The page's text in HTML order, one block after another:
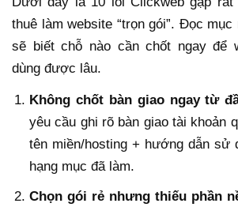
thuê làm website “trọn gói”. Đọc
sẽ biết chỗ nào cần chốt ngay để
dùng được lâu.
Không chốt bàn giao ngay từ
yêu cầu ghi rõ bàn giao tài khoản
tên miền/hosting + hướng dẫn sử
hạng mục đã làm.
Chọn gói rẻ nhưng thiếu phần